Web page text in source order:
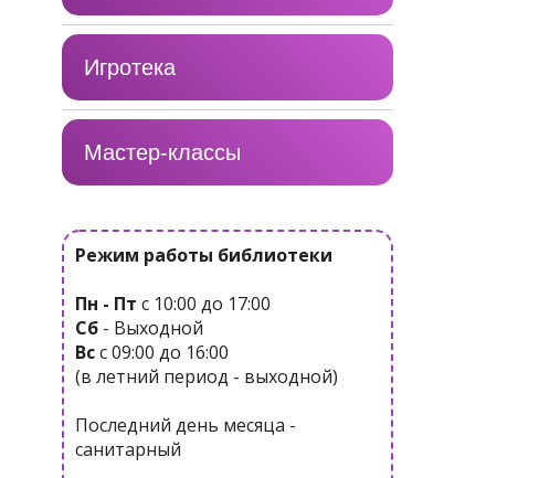
Игротека
Мастер-классы
Режим работы библиотеки
Пн - Пт с 10:00 до 17:00
Сб - Выходной
Всс 09:00 до 16:00
(в летний период - выходной)
Последний день месяца -
санитарный